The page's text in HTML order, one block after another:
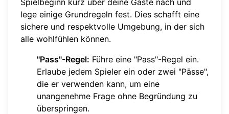
lege einige Grundregeln fest. Dies schafft eine
sichere und respektvolle Umgebung, in der sich
alle wohlfühlen können.
"Pass"-Regel: Führe eine "Pass"-Regel ein.
Erlaube jedem Spieler ein oder zwei "Pässe",
die er verwenden kann, um eine
unangenehme Frage ohne Begründung zu
überspringen.